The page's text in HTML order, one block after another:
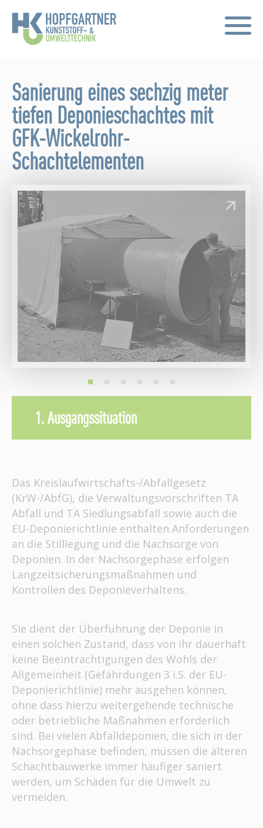
Sanierung eines sechzig meter
tiefen Deponieschachtes mit
GFK-Wickelrohr-
Schachtelementen
1. Ausgangssituation
Das Kreislaufwirtschafts-/Abfallgesetz
(KrW-/AbfG), die Verwaltungsvorschriften TA
Abfall und TA Siedlungsabfall sowie auch die
EU-Deponierichtlinie enthalten Anforderungen
an die Stilllegung und die Nachsorge von
Deponien. In der Nachsorgephase erfolgen
Langzeitsicherungsmaßnahmen und
Kontrollen des Deponieverhaltens.
Sie dient der Überführung der Deponie in
einen solchen Zustand, dass von ihr dauerhaft
keine Beeinträchtigungen des Wohls der
Allgemeinheit (Gefährdungen 3 i.S. der EU-
Deponierichtlinie) mehr ausgehen können,
ohne dass hierzu weitergehende technische
oder betriebliche Maßnahmen erforderlich
sind. Bei vielen Abfalldeponien, die sich in der
Nachsorgephase befinden, müssen die älteren
Schachtbauwerke immer häufiger saniert
werden, um Schäden für die Umwelt zu
vermeiden.